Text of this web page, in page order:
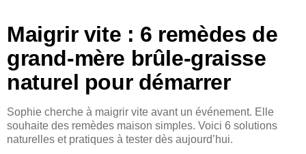
Maigrir vite : 6 remèdes de
grand-mère brûle-graisse
naturel pour démarrer
Sophie cherche à maigrir vite avant un événement. Elle
souhaite des remèdes maison simples. Voici 6 solutions
naturelles et pratiques à tester dès aujourd’hui.